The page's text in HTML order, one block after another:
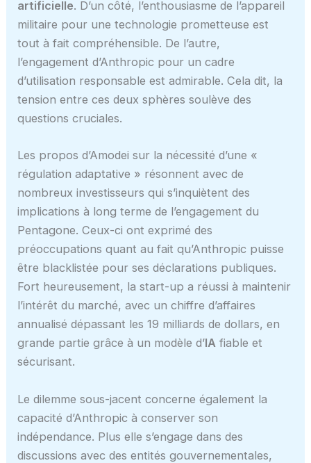
artificielle. D’un côté, l’enthousiasme de l’appareil
militaire pour une technologie prometteuse est
tout à fait compréhensible. De l’autre,
l’engagement d’Anthropic pour un cadre
d’utilisation responsable est admirable. Cela dit, la
tension entre ces deux sphères soulève des
questions cruciales.
Les propos d’Amodei sur la nécessité d’une «
régulation adaptative » résonnent avec de
nombreux investisseurs qui s’inquiètent des
implications à long terme de l’engagement du
Pentagone. Ceux-ci ont exprimé des
préoccupations quant au fait qu’Anthropic puisse
être blacklistée pour ses déclarations publiques.
Fort heureusement, la start-up a réussi à maintenir
l’intérêt du marché, avec un chiffre d’affaires
annualisé dépassant les 19 milliards de dollars, en
grande partie grâce à un modèle d’IA fiable et
sécurisant.
Le dilemme sous-jacent concerne également la
capacité d’Anthropic à conserver son
indépendance. Plus elle s’engage dans des
discussions avec des entités gouvernementales,